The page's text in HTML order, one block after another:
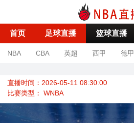
首页 足球直播 篮球直播
NBA CBA 英超 西甲 德甲
直播时间：2026-05-11 08:30:00
比赛类型： WNBA